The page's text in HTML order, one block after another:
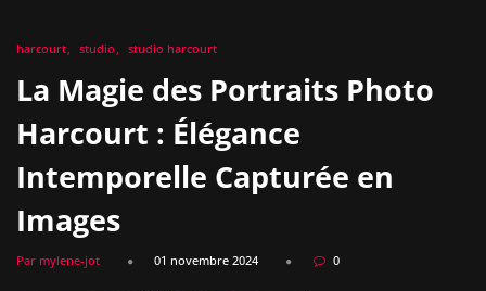
harcourt studio studio harcourt
La Magie des Portraits Photo
Harcourt : Élégance
Intemporelle Capturée en
Images
Par mylene-jot 01 novembre 2024 0